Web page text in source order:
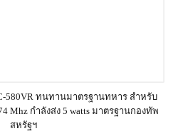
580VR ทนทานมาตรฐานทหาร สำหรับ
Mhz กำลังส่ง 5 watts มาตรฐานกองทัพ
สหรัฐฯ